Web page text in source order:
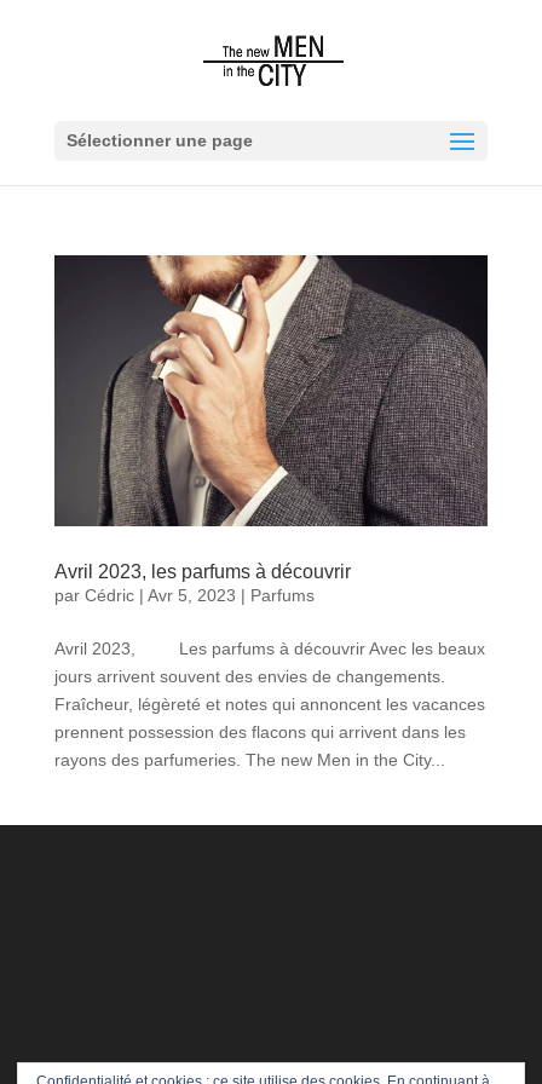
Sélectionner une page
Avril 2023, les parfums à découvrir
par Cédric| Avr 5, 2023 | Parfums
Avril 2023, Les parfums à découvrir Avec les beaux
jours arrivent souvent des envies de changements.
Fraîcheur, légèreté et notes qui annoncent les vacances
prennent possession des flacons qui arrivent dans les
rayons des parfumeries. The new Men in the City...